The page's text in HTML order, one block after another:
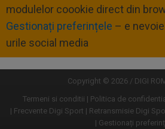
modulelor coookie direct din
Gestionați preferințele – e
urile social media
Copyright © 2026 / DIGI
Termeni si conditii
Politica de
Frecvente Digi Sport
Retransmisie Digi
Gestionați